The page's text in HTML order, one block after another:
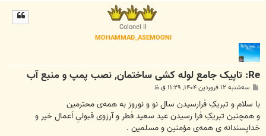
Colonel II
MOHAMMAD_ASEMOONI
Re: تاپیک جامع لوله کشی ساختمان, نصب پمپ و منبع آب
پ
ت
سه‌شنبه ۱۲ فروردین ۱۴۰۴, ۱۱:۲۹ ق.ظ
با سلام و تبریکِ فرارسیدن سال نو و نوروز به همه‌ی محترمین
و همچنین تبریکِ فرا رسیدن عید سعید فطر و آرزوی قبولیِ اَعمال خیر و
خداپسندانه ی همه‌ی مؤمنین و مسلمین .